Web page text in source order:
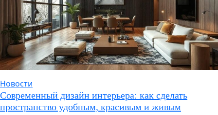
Новости
Современный дизайн интерьера: как сделать
пространство удобным, красивым и живым